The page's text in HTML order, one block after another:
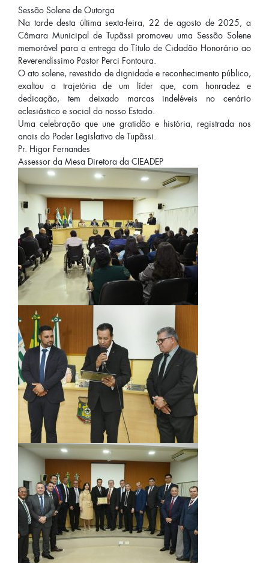
Sessão Solene de Outorga
Na tarde desta última sexta-feira, 22 de agosto de 2025, a
Câmara Municipal de Tupãssi promoveu uma Sessão Solene
memorável para a entrega do Título de Cidadão Honorário ao
Reverendíssimo Pastor Perci Fontoura.
O ato solene, revestido de dignidade e reconhecimento público,
exaltou a trajetória de um líder que, com honradez e
dedicação, tem deixado marcas indeléveis no cenário
eclesiástico e social do nosso Estado.
Uma celebração que une gratidão e história, registrada nos
anais do Poder Legislativo de Tupãssi.
Pr. Higor Fernandes
Assessor da Mesa Diretora da CIEADEP